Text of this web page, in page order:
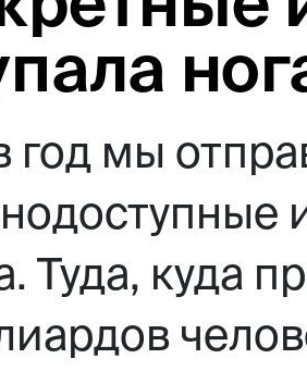
год мы
Туда, куда